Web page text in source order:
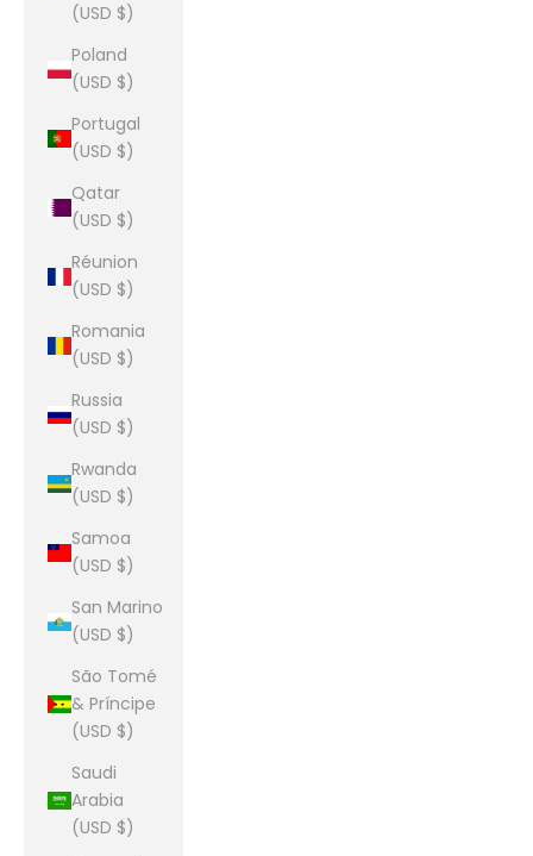
(USD $)
Poland
(USD $)
Portugal
(USD $)
Qatar
(USD $)
Réunion
(USD $)
Romania
(USD $)
Russia
(USD $)
Rwanda
(USD $)
Samoa
(USD $)
San Marino
(USD $)
São Tomé
& Príncipe
(USD $)
Saudi
Arabia
(USD $)